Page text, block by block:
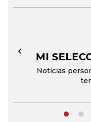
MI
Noticias
←